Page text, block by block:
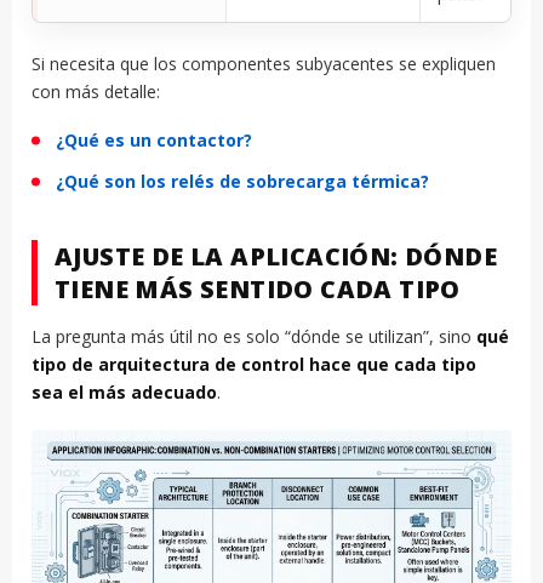
Si necesita que los componentes subyacentes se expliquen
con más detalle:
¿Qué es un contactor?
¿Qué son los relés de sobrecarga térmica?
AJUSTE DE LA APLICACIÓN: DÓNDE
TIENE MÁS SENTIDO CADA TIPO
La pregunta más útil no es solo “dónde se utilizan”, sino qué
tipo de arquitectura de control hace que cada tipo
sea el más adecuado.